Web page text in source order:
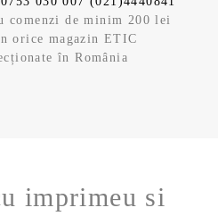
l
e
i
e
i
.
1
7
a
l
a
5
9
t
e
s
9
comenzi de minim 200 lei
orice magazin ETIC
în România
imprimeu si